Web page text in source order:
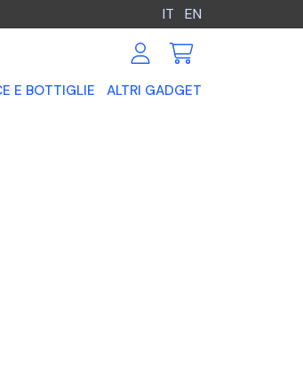
IT EN
E BOTTIGLIE ALTRI GADGET